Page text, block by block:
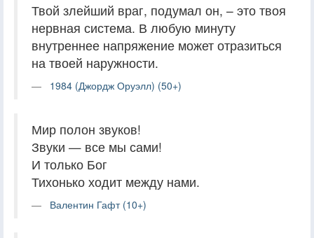
Твой злейший враг, подумал он, – это твоя
нервная система. В любую минуту
внутреннее напряжение может отразиться
на твоей наружности.
1984 (Джордж Оруэлл) (50+)
Мир полон звуков!
Звуки — все мы сами!
И только Бог
Тихонько ходит между нами.
Валентин Гафт (10+)